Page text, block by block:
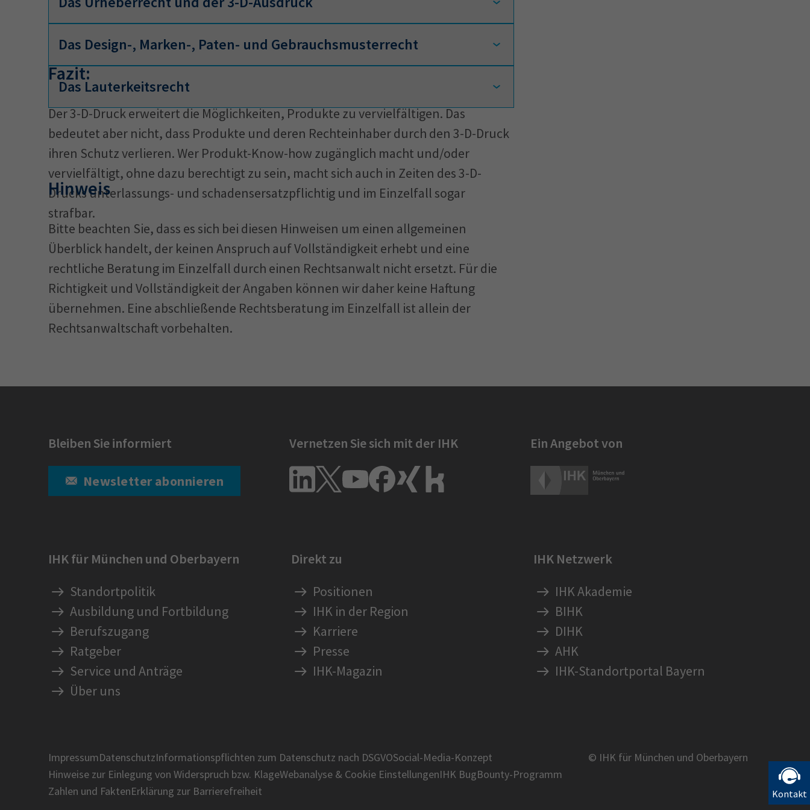
Kontakt
Der Ausdruck ist eine eigene Vervielfältigungshandlung, für die man die
Rechte dafür vom Rechteinhaber benötigt.
Verwendet man ein anderes Druck-Material, könnte darin eine Bearbeitung
oder Umgestaltung liegen, die nur mit der Zustimmung des Rechteinhabers
erlaubt ist.
Das Design-, Marken-, Paten- und Gebrauchsmusterrecht
Das Design-, Marken-, Patent- und Gebrauchsmusterrecht bietet Schutz
gegen "gewerbliche Verletzungen" von Know-How und Produkten. Eine
Verletzung gilt als "gewerblich", wenn man damit eigene oder fremde
Geschäftsinteressen wahrnimmt oder fördert (auf eine
Gewinnerzielungsabsicht kommt es aber nicht an).
Eine CAD-Datei, der ein geschütztes Design, eine Marke und/oder ein nach
dem Patent-/Gebrauchsmusterrecht geschütztes Produkt zugrundeliegt und
die dieses wieder gibt, darf nur erstellen und verteilen, wer dazu berechtigt
ist.
Berechtigt ist der Inhaber des geschützten Designs, der Marke, des Patents
oder Gebrauchsmusters oder, wer über eine entsprechende Lizenz verfügt.
Technologie als solche.
Das Lauterkeitsrecht
Wer CAD-Dateien zum Nachdruck bestimmter Originale anbietet und damit
über die Herkunft der CAD-Datei und der Ausdrucke täuscht, kann dafür
abgemahnt und auf Schadensersatz in Anspruch genommen werden.
Fazit:
Der 3-D-Druck erweitert die Möglichkeiten, Produkte zu vervielfältigen. Das
bedeutet aber nicht, dass Produkte und deren Rechteinhaber durch den 3-D-Druck
ihren Schutz verlieren. Wer Produkt-Know-how zugänglich macht und/oder
vervielfältigt, ohne dazu berechtigt zu sein, macht sich auch in Zeiten des 3-D-
Drucks unterlassungs- und schadensersatzpflichtig und im Einzelfall sogar
strafbar.
Hinweis
Bitte beachten Sie, dass es sich bei diesen Hinweisen um einen allgemeinen
Überblick handelt, der keinen Anspruch auf Vollständigkeit erhebt und eine
rechtliche Beratung im Einzelfall durch einen Rechtsanwalt nicht ersetzt. Für die
Richtigkeit und Vollständigkeit der Angaben können wir daher keine Haftung
übernehmen. Eine abschließende Rechtsberatung im Einzelfall ist allein der
Rechtsanwaltschaft vorbehalten.
Bleiben Sie informiert
Newsletter abonnieren
Vernetzen Sie sich mit der IHK Ein Angebot von
IHK für München und Oberbayern
Standortpolitik
Ausbildung und Fortbildung
Berufszugang
Ratgeber
Service und Anträge
Über uns
Direkt zu
Positionen
IHK in der Region
Karriere
Presse
IHK-Magazin
IHK Netzwerk
IHK Akademie
BIHK
DIHK
AHK
IHK-Standortportal Bayern
ImpressumDatenschutzInformationspflichten zum Datenschutz nach DSGVOSocial-Media-Konzept
Hinweise zur Einlegung von Widerspruch bzw. KlageWebanalyse & Cookie EinstellungenIHK BugBounty-Programm
Zahlen und FaktenErklärung zur Barrierefreiheit
© IHK für München und Oberbayern